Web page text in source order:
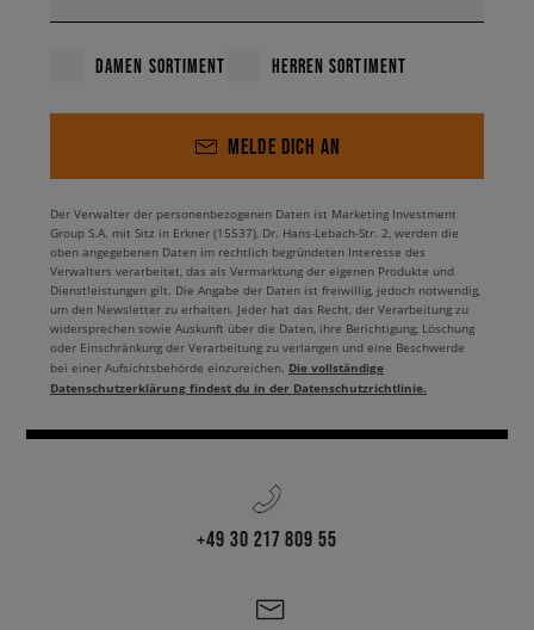
DAMEN SORTIMENT HERREN SORTIMENT
MELDE DICH AN
Der Verwalter der personenbezogenen Daten ist Marketing Investment
Group S.A. mit Sitz in Erkner (15537), Dr. Hans-Lebach-Str. 2, werden die
oben angegebenen Daten im rechtlich begründeten Interesse des
Verwalters verarbeitet, das als Vermarktung der eigenen Produkte und
Dienstleistungen gilt. Die Angabe der Daten ist freiwillig, jedoch notwendig,
um den Newsletter zu erhalten. Jeder hat das Recht, der Verarbeitung zu
widersprechen sowie Auskunft über die Daten, ihre Berichtigung, Löschung
oder Einschränkung der Verarbeitung zu verlangen und eine Beschwerde
bei einer Aufsichtsbehörde einzureichen. Die vollständige
Datenschutzerklärung findest du in der Datenschutzrichtlinie.
+49 30 217 809 55